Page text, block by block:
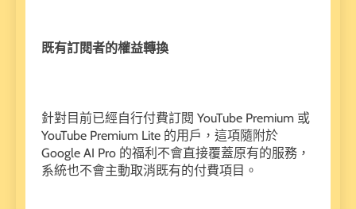
既有訂閱者的權益轉換
針對目前已經自行付費訂閱 YouTube Premium 或
YouTube Premium Lite 的用戶，這項隨附於
Google AI Pro 的福利不會直接覆蓋原有的服務，
系統也不會主動取消既有的付費項目。